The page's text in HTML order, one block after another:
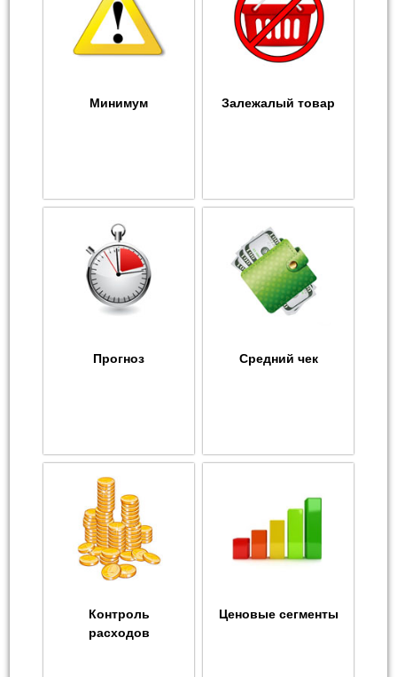
Минимум Залежалый товар
Прогноз Средний чек
Контроль
расходов
Ценовые сегменты